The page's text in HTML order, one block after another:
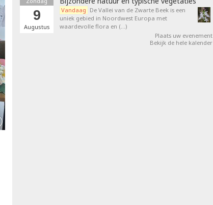
9
Augustus
Vandaag De Vallei van de Zwarte Beek is een
uniek gebied in Noordwest Europa met
waardevolle flora en (…)
Plaats uw evenement
Bekijk de hele kalender